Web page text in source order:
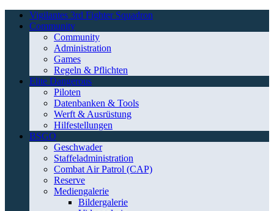
Vigilantes 3rd Fighter Squadron
Community
Community
Administration
Games
Regeln & Pflichten
Elite Dangerous
Piloten
Datenbanken & Tools
Werft & Ausrüstung
Hilfestellungen
BSGO
Geschwader
Staffeladministration
Combat Air Patrol (CAP)
Reserve
Mediengalerie
Bildergalerie